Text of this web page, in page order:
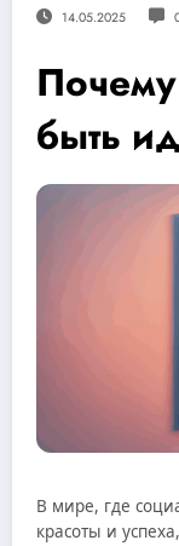
14.05.2025
быть
В мире, где
красоты и